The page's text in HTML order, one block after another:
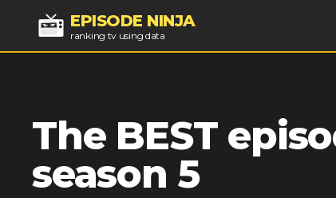
EPISODE NINJA
ranking tv using data
The BEST
season 5